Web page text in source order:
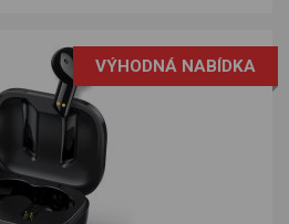
VÝHODNÁ NABÍDKA